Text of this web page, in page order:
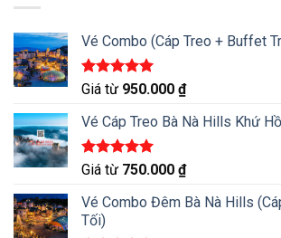
Vé Combo (Cáp Treo + Buffet
Được xếp
5 sao
Giá từ 950.000 ₫
Vé Cáp Treo Bà Nà Hills Khứ
Được xếp
5 sao
Giá từ 750.000 ₫
Vé Combo Đêm Bà Nà Hills
Tối)